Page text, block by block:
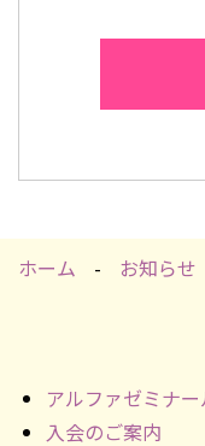
ホーム お知らせ
アルファゼミナ
入会のご案内